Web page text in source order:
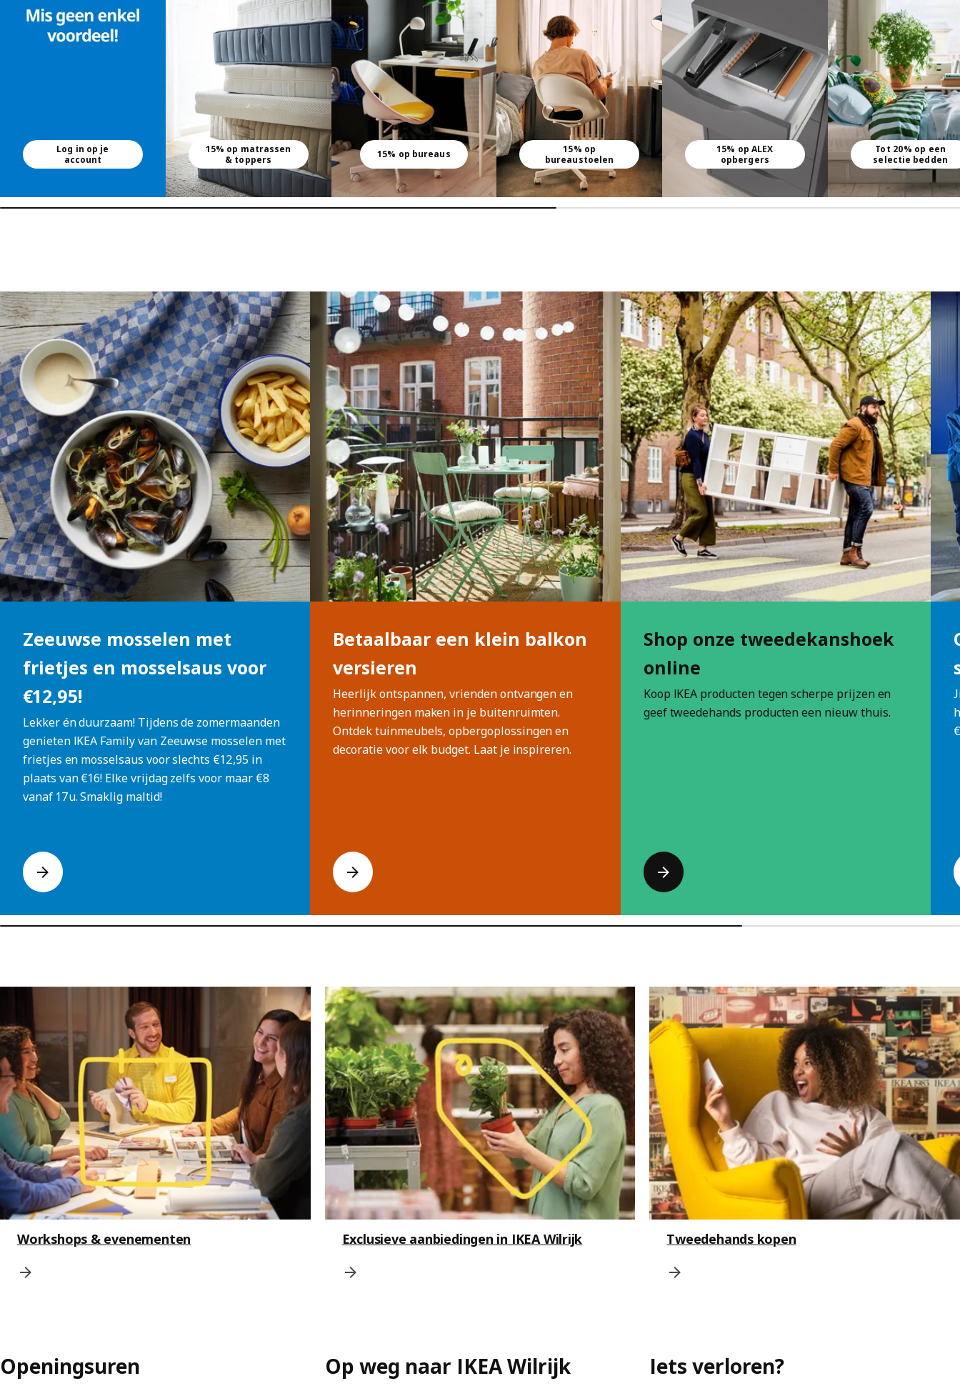
Log in op je
account
15% op matrassen
& toppers
15% op bureaus
15% op
bureaustoelen
15% op ALEX
opbergers
Tot 20% op een
selectie bedden
Lijst overslaan
Zeeuwse mosselen met
frietjes en mosselsaus voor
€12,95!
Lekker én duurzaam! Tijdens de zomermaanden
genieten IKEA Family van Zeeuwse mosselen met
frietjes en mosselsaus voor slechts €12,95 in
plaats van €16! Elke vrijdag zelfs voor maar €8
vanaf 17u. Smaklig maltid!
Betaalbaar een klein balkon
versieren
Heerlijk ontspannen, vrienden ontvangen en
herinneringen maken in je buitenruimten.
Ontdek tuinmeubels, opbergoplossingen en
decoratie voor elk budget. Laat je inspireren.
Shop onze tweedekanshoek
online
Koop IKEA producten tegen scherpe prijzen en
geef tweedehands producten een nieuw thuis.
Workshops & evenementen Exclusieve aanbiedingen in IKEA Wilrijk Tweedehands kopen
Openingsuren Op weg naar IKEA Wilrijk Iets verloren?